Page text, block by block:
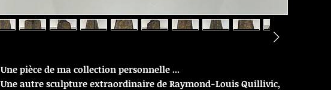
Une pièce de ma collection personnelle ...
Une autre sculpture extraordinaire de Raymond-Louis Quillivic,